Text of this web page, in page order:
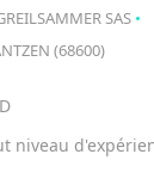
SAS •
(68600)
niveau